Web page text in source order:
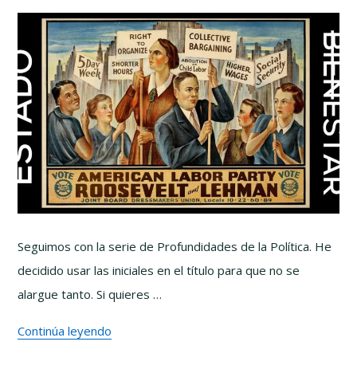
Seguimos con la serie de Profundidades de la Política. He
decidido usar las iniciales en el título para que no se
alargue tanto. Si quieres …
Continúa leyendo